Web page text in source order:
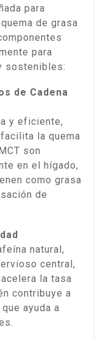
para
de grasa
para
sostenibles:
de Cadena
y eficiente,
la quema
son
en el hígado,
como grasa
de
natural,
central,
la tasa
contribuye a
ayuda a